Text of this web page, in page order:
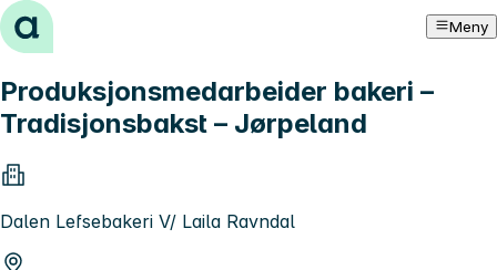
Hopp til innhold Meny
Produksjonsmedarbeider bakeri –
Tradisjonsbakst – Jørpeland
Dalen Lefsebakeri V/ Laila Ravndal